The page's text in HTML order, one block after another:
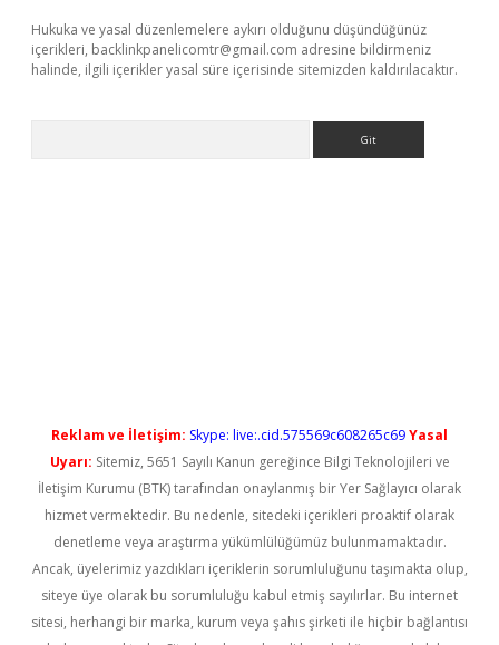
Hukuka ve yasal düzenlemelere aykırı olduğunu düşündüğünüz
içerikleri, backlinkpanelicomtr@gmail.com adresine bildirmeniz
halinde, ilgili içerikler yasal süre içerisinde sitemizden kaldırılacaktır.
Reklam ve İletişim: Skype: live:.cid.575569c608265c69Yasal
Uyarı: Sitemiz, 5651 Sayılı Kanun gereğince Bilgi Teknolojileri ve
İletişim Kurumu (BTK) tarafından onaylanmış bir Yer Sağlayıcı olarak
hizmet vermektedir. Bu nedenle, sitedeki içerikleri proaktif olarak
denetleme veya araştırma yükümlülüğümüz bulunmamaktadır.
Ancak, üyelerimiz yazdıkları içeriklerin sorumluluğunu taşımakta olup,
siteye üye olarak bu sorumluluğu kabul etmiş sayılırlar. Bu internet
sitesi, herhangi bir marka, kurum veya şahıs şirketi ile hiçbir bağlantısı